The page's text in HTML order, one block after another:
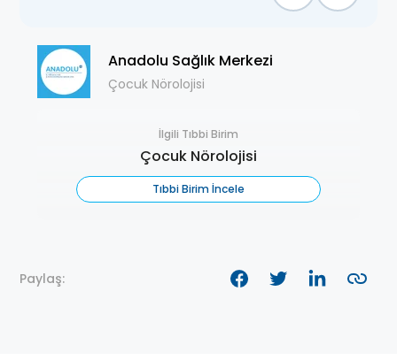
Anadolu Sağlık Merkezi
Çocuk Nörolojisi
İlgili Tıbbi Birim
Çocuk Nörolojisi
Tıbbi Birim İncele
Paylaş: